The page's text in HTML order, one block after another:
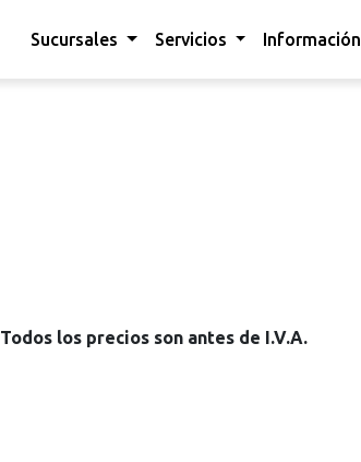
Sucursales Servicios Información
Todos los precios son antes de I.V.A.